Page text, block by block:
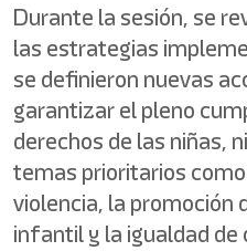
Durante la sesión, se
las estrategias
se definieron nuevas
garantizar el pleno
derechos de las niñas,
temas prioritarios
violencia, la promoción
infantil y la igualdad de